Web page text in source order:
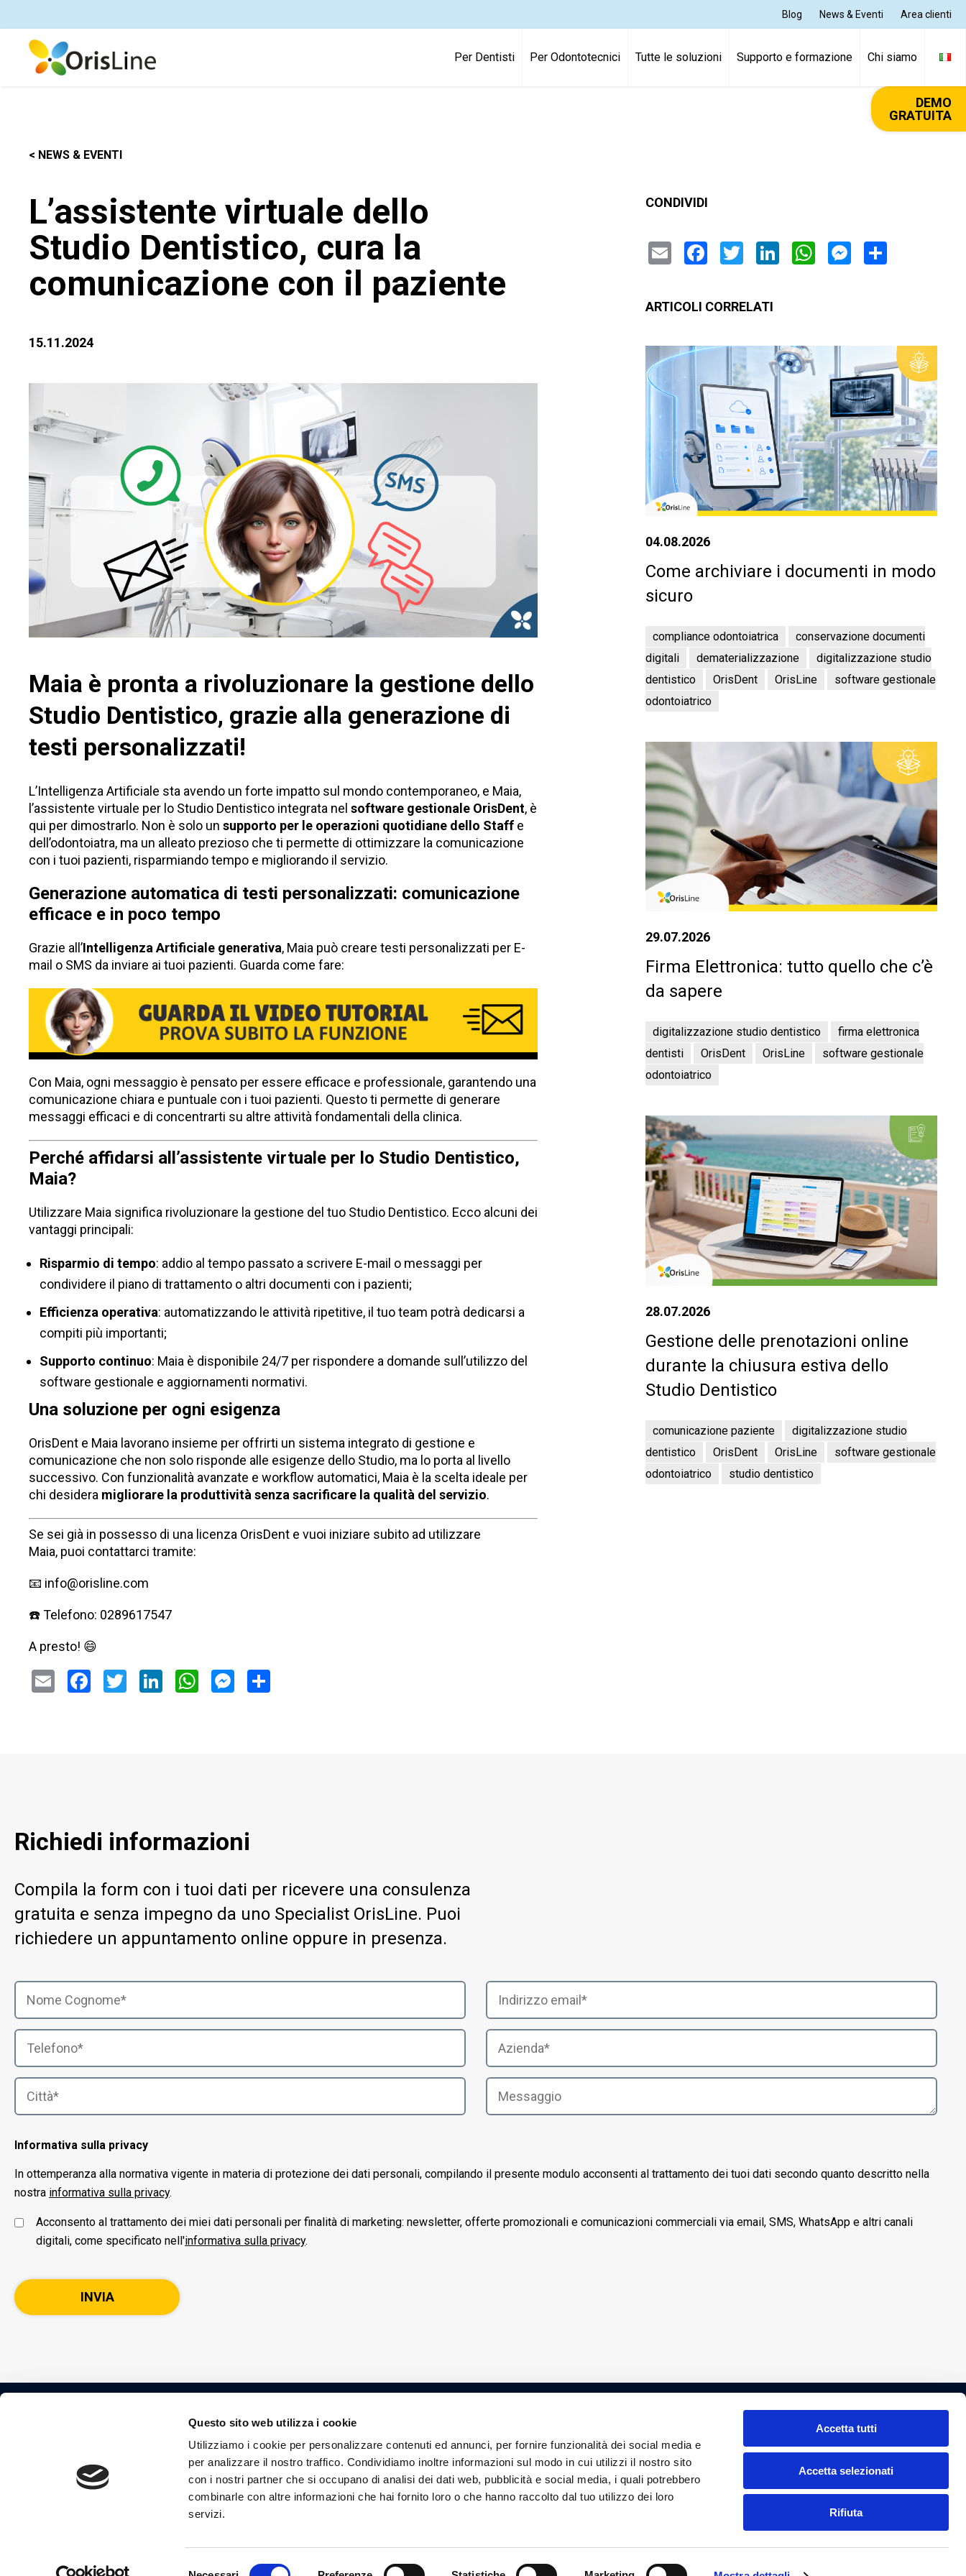
Questo sito web utilizza i cookie
Utilizziamo i cookie per personalizzare contenuti ed annunci, per fornire funzionalità dei social media e
per analizzare il nostro traffico. Condividiamo inoltre informazioni sul modo in cui utilizzi il nostro sito
con i nostri partner che si occupano di analisi dei dati web, pubblicità e social media, i quali potrebbero
combinarle con altre informazioni che hai fornito loro o che hanno raccolto dal tuo utilizzo dei loro
servizi.
Accetta tutti
Accetta selezionati
Rifiuta
DEMO
GRATUITA
Blog News & Eventi Area clienti
Per Dentisti Per Odontotecnici Tutte le soluzioni Supporto e formazione Chi siamo
< NEWS & EVENTI
L’assistente virtuale dello
Studio Dentistico, cura la
comunicazione con il paziente
15.11.2024
Maia è pronta a rivoluzionare la gestione dello
Studio Dentistico, grazie alla generazione di
testi personalizzati!
L’Intelligenza Artificiale sta avendo un forte impatto sul mondo contemporaneo, e Maia,
l’assistente virtuale per lo Studio Dentistico integrata nel software gestionale OrisDent, è
qui per dimostrarlo. Non è solo un supporto per le operazioni quotidiane dello Staff e
dell’odontoiatra, ma un alleato prezioso che ti permette di ottimizzare la comunicazione
con i tuoi pazienti, risparmiando tempo e migliorando il servizio.
Generazione automatica di testi personalizzati: comunicazione
efficace e in poco tempo
Grazie all’Intelligenza Artificiale generativa, Maia può creare testi personalizzati per E-
mail o SMS da inviare ai tuoi pazienti. Guarda come fare:
Con Maia, ogni messaggio è pensato per essere efficace e professionale, garantendo una
comunicazione chiara e puntuale con i tuoi pazienti. Questo ti permette di generare
messaggi efficaci e di concentrarti su altre attività fondamentali della clinica.
Perché affidarsi all’assistente virtuale per lo Studio Dentistico,
Maia?
Utilizzare Maia significa rivoluzionare la gestione del tuo Studio Dentistico. Ecco alcuni dei
vantaggi principali:
Risparmio di tempo: addio al tempo passato a scrivere E-mail o messaggi per
condividere il piano di trattamento o altri documenti con i pazienti;
Efficienza operativa: automatizzando le attività ripetitive, il tuo team potrà dedicarsi a
compiti più importanti;
Supporto continuo: Maia è disponibile 24/7 per rispondere a domande sull’utilizzo del
software gestionale e aggiornamenti normativi.
Una soluzione per ogni esigenza
OrisDent e Maia lavorano insieme per offrirti un sistema integrato di gestione e
comunicazione che non solo risponde alle esigenze dello Studio, ma lo porta al livello
successivo. Con funzionalità avanzate e workflow automatici, Maia è la scelta ideale per
chi desidera migliorare la produttività senza sacrificare la qualità del servizio.
Se sei già in possesso di una licenza OrisDent e vuoi iniziare subito ad utilizzare
Maia, puoi contattarci tramite:
📧 info@orisline.com
☎️ Telefono: 0289617547
A presto! 😄
EmailFacebook
TwitterLinkedInWhatsApp
Messenger
CONDIVIDI
EmailFacebook
TwitterLinkedInWhatsApp
Messenger
ARTICOLI CORRELATI
04.08.2026
Come archiviare i documenti in modo
sicuro
compliance odontoiatrica
conservazione documenti
digitali
dematerializzazione
digitalizzazione studio
dentistico
OrisDent OrisLine
software gestionale
odontoiatrico
29.07.2026
Firma Elettronica: tutto quello che c’è
da sapere
digitalizzazione studio dentistico
firma elettronica
dentisti
OrisDent OrisLine
software gestionale
odontoiatrico
28.07.2026
Gestione delle prenotazioni online
durante la chiusura estiva dello
Studio Dentistico
comunicazione paziente
digitalizzazione studio
dentistico
OrisDent OrisLine
software gestionale
odontoiatrico
studio dentistico
Richiedi informazioni
Compila la form con i tuoi dati per ricevere una consulenza
gratuita e senza impegno da uno Specialist OrisLine. Puoi
richiedere un appuntamento online oppure in presenza.
Informativa sulla privacy
In ottemperanza alla normativa vigente in materia di protezione dei dati personali, compilando il presente modulo acconsenti al trattamento dei tuoi dati secondo quanto descritto nella
nostra informativa sulla privacy.
Acconsento al trattamento dei miei dati personali per finalità di marketing: newsletter, offerte promozionali e comunicazioni commerciali via email, SMS, WhatsApp e altri canali
digitali, come specificato nell'informativa sulla privacy.
Henry Schein ONE Italia srl
Via Giovanni Amendola, 7 20063, Cernusco sul Naviglio (MI)
P. IVA: IT11654690152.
signifies your agreement to the Terms of Use.
Privacy Policy
Cookie Policy